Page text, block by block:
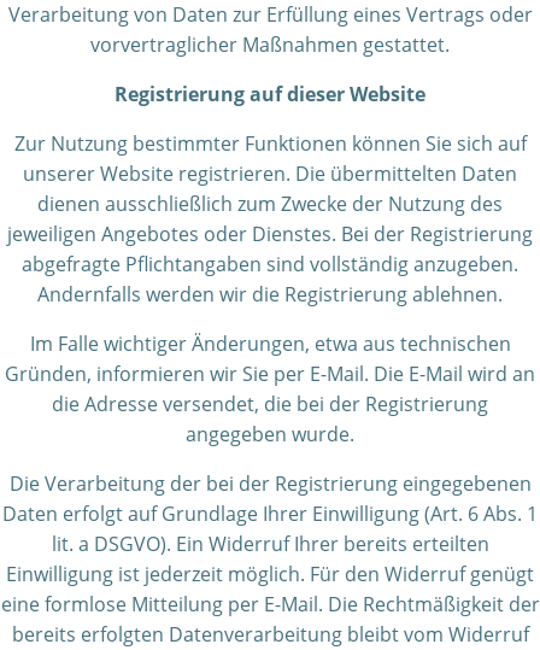
Verarbeitung von Daten zur Erfüllung eines Vertrags oder
vorvertraglicher Maßnahmen gestattet.
Registrierung auf dieser Website
Zur Nutzung bestimmter Funktionen können Sie sich auf
unserer Website registrieren. Die übermittelten Daten
dienen ausschließlich zum Zwecke der Nutzung des
jeweiligen Angebotes oder Dienstes. Bei der Registrierung
abgefragte Pflichtangaben sind vollständig anzugeben.
Andernfalls werden wir die Registrierung ablehnen.
Im Falle wichtiger Änderungen, etwa aus technischen
Gründen, informieren wir Sie per E-Mail. Die E-Mail wird an
die Adresse versendet, die bei der Registrierung
angegeben wurde.
Die Verarbeitung der bei der Registrierung eingegebenen
Daten erfolgt auf Grundlage Ihrer Einwilligung (Art. 6 Abs. 1
lit. a DSGVO). Ein Widerruf Ihrer bereits erteilten
Einwilligung ist jederzeit möglich. Für den Widerruf genügt
eine formlose Mitteilung per E-Mail. Die Rechtmäßigkeit der
bereits erfolgten Datenverarbeitung bleibt vom Widerruf